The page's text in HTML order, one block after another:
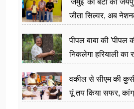
'जमुई' की बेटी का
जीता सिल्वर, अब
पीपल बाबा की 'पीपल
निकलेगा हरियाली का
वकील से सीएम की
यूं तय किया सफर,